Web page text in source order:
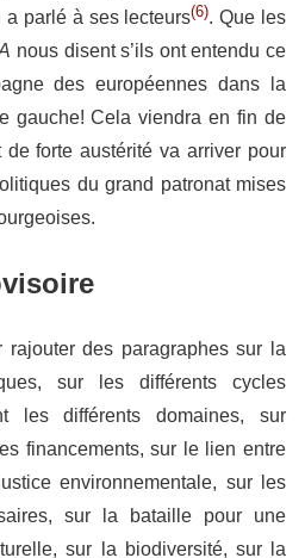
parlé à ses lecteurs(6). Que les
nous disent s’ils ont entendu ce
des européennes dans la
gauche! Cela viendra en fin de
forte austérité va arriver pour
du grand patronat mises
rajouter des paragraphes sur la
sur les différents cycles
les différents domaines, sur
financements, sur le lien entre
environnementale, sur les
sur la bataille pour une
sur la biodiversité, sur la